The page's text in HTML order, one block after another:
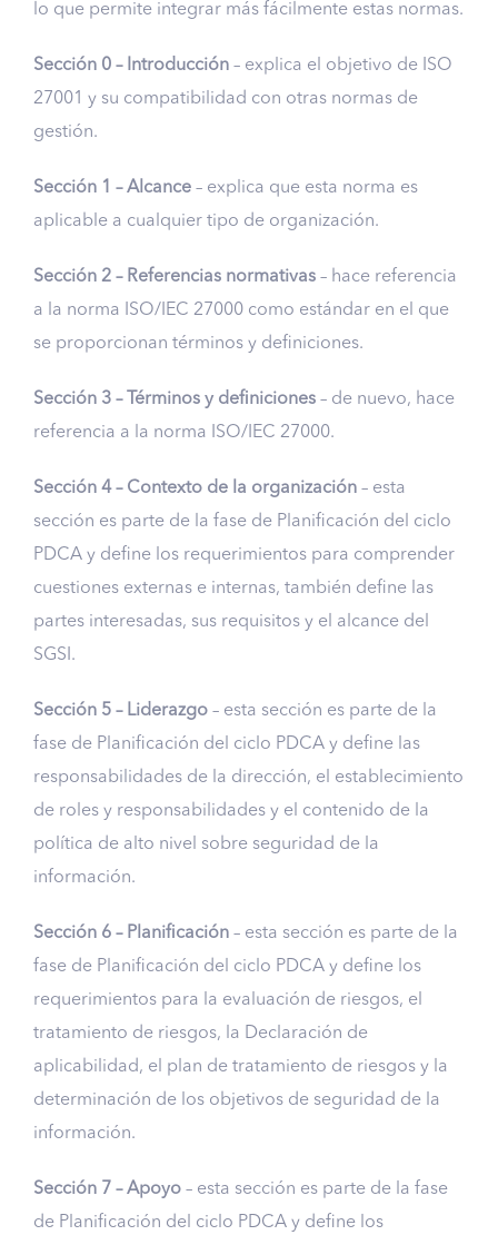
lo que permite integrar más fácilmente estas normas.
Sección 0 – Introducción – explica el objetivo de ISO
27001 y su compatibilidad con otras normas de
gestión.
Sección 1 – Alcance – explica que esta norma es
aplicable a cualquier tipo de organización.
Sección 2 – Referencias normativas – hace referencia
a la norma ISO/IEC 27000 como estándar en el que
se proporcionan términos y definiciones.
Sección 3 – Términos y definiciones – de nuevo, hace
referencia a la norma ISO/IEC 27000.
Sección 4 – Contexto de la organización – esta
sección es parte de la fase de Planificación del ciclo
PDCA y define los requerimientos para comprender
cuestiones externas e internas, también define las
partes interesadas, sus requisitos y el alcance del
SGSI.
Sección 5 – Liderazgo – esta sección es parte de la
fase de Planificación del ciclo PDCA y define las
responsabilidades de la dirección, el establecimiento
de roles y responsabilidades y el contenido de la
política de alto nivel sobre seguridad de la
información.
Sección 6 – Planificación – esta sección es parte de la
fase de Planificación del ciclo PDCA y define los
requerimientos para la evaluación de riesgos, el
tratamiento de riesgos, la Declaración de
aplicabilidad, el plan de tratamiento de riesgos y la
determinación de los objetivos de seguridad de la
información.
Sección 7 – Apoyo – esta sección es parte de la fase
de Planificación del ciclo PDCA y define los